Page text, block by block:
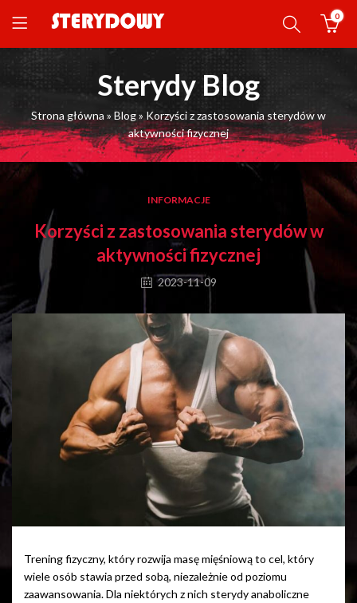
0
Sterydy Blog
Strona główna » Blog» Korzyści z zastosowania sterydów w
aktywności fizycznej
INFORMACJE
Korzyści z zastosowania sterydów w
aktywności fizycznej
2023-11-09
Trening fizyczny, który rozwija masę mięśniową to cel, który
wiele osób stawia przed sobą, niezależnie od poziomu
zaawansowania. Dla niektórych z nich sterydy anaboliczne